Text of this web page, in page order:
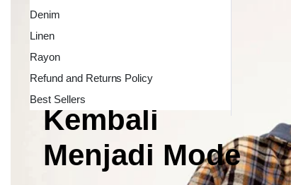
Denim
Linen
Rayon
Refund and Returns Policy
Best Sellers
Kain Pola
Lebar Kini
Kembali
Menjadi Mode